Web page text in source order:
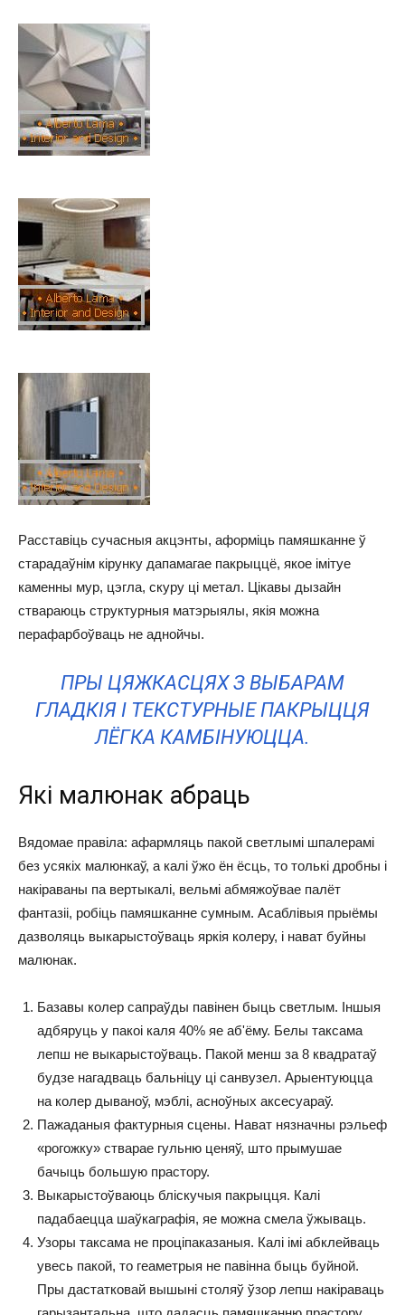
Расставіць сучасныя акцэнты, аформіць памяшканне ў
старадаўнім кірунку дапамагае пакрыццё, якое імітуе
каменны мур, цэгла, скуру ці метал. Цікавы дызайн
ствараюць структурныя матэрыялы, якія можна
перафарбоўваць не аднойчы.
ПРЫ ЦЯЖКАСЦЯХ З ВЫБАРАМ
ГЛАДКІЯ І ТЕКСТУРНЫЕ ПАКРЫЦЦЯ
ЛЁГКА КАМБІНУЮЦЦА.
Які малюнак абраць
Вядомае правіла: афармляць пакой светлымі шпалерамі
без усякіх малюнкаў, а калі ўжо ён ёсць, то толькі дробны і
накіраваны па вертыкалі, вельмі абмяжоўвае палёт
фантазіі, робіць памяшканне сумным. Асаблівыя прыёмы
дазволяць выкарыстоўваць яркія колеру, і нават буйны
малюнак.
Базавы колер сапраўды павінен быць светлым. Іншыя
адбяруць у пакоі каля 40% яе аб'ёму. Белы таксама
лепш не выкарыстоўваць. Пакой менш за 8 квадратаў
будзе нагадваць бальніцу ці санвузел. Арыентуюцца
на колер дываноў, мэблі, асноўных аксесуараў.
Пажаданыя фактурныя сцены. Нават нязначны рэльеф
«рогожку» стварае гульню ценяў, што прымушае
бачыць большую прастору.
Выкарыстоўваюць бліскучыя пакрыцця. Калі
падабаецца шаўкаграфія, яе можна смела ўжываць.
Узоры таксама не проціпаказаныя. Калі імі абклейваць
увесь пакой, то геаметрыя не павiнна быць буйной.
Пры дастатковай вышыні столяў ўзор лепш накіраваць